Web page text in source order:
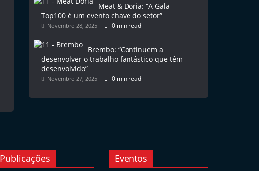
Meat & Doria: “A Gala
Top100 é um evento chave do setor”
Novembro 28, 2025 0 min read
Brembo: “Continuem a
desenvolver o trabalho fantástico que têm
desenvolvido”
Novembro 27, 2025 0 min read
Publicações Eventos